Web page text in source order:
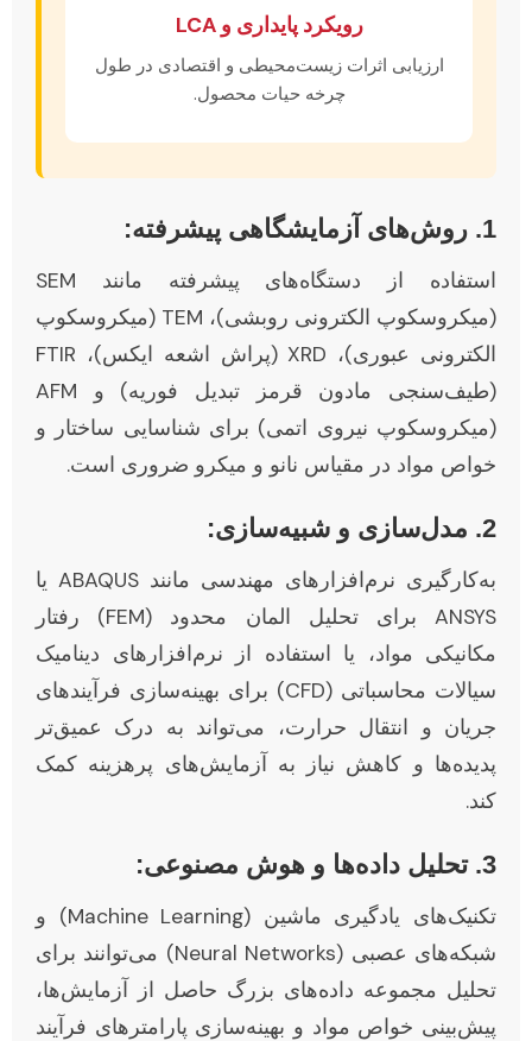
رویکرد پایداری و LCA
ارزیابی اثرات زیست‌محیطی و اقتصادی در طول
چرخه حیات محصول.
1. روش‌های آزمایشگاهی پیشرفته:
استفاده از دستگاه‌های پیشرفته مانند SEM
(میکروسکوپ الکترونی روبشی)، TEM (میکروسکوپ
الکترونی عبوری)، XRD (پراش اشعه ایکس)، FTIR
(طیف‌سنجی مادون قرمز تبدیل فوریه) و AFM
(میکروسکوپ نیروی اتمی) برای شناسایی ساختار و
خواص مواد در مقیاس نانو و میکرو ضروری است.
2. مدل‌سازی و شبیه‌سازی:
به‌کارگیری نرم‌افزارهای مهندسی مانند ABAQUS یا
ANSYS برای تحلیل المان محدود (FEM) رفتار
مکانیکی مواد، یا استفاده از نرم‌افزارهای دینامیک
سیالات محاسباتی (CFD) برای بهینه‌سازی فرآیندهای
جریان و انتقال حرارت، می‌تواند به درک عمیق‌تر
پدیده‌ها و کاهش نیاز به آزمایش‌های پرهزینه کمک
کند.
3. تحلیل داده‌ها و هوش مصنوعی:
تکنیک‌های یادگیری ماشین (Machine Learning) و
شبکه‌های عصبی (Neural Networks) می‌توانند برای
تحلیل مجموعه داده‌های بزرگ حاصل از آزمایش‌ها،
پیش‌بینی خواص مواد و بهینه‌سازی پارامترهای فرآیند